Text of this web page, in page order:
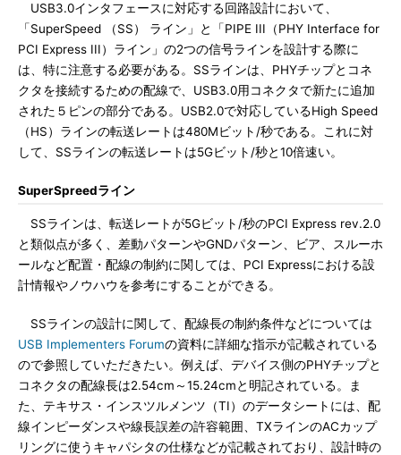
USB3.0インタフェースに対応する回路設計において、
「SuperSpeed （SS） ライン」と「PIPE III（PHY Interface for
PCI Express III）ライン」の2つの信号ラインを設計する際に
は、特に注意する必要がある。SSラインは、PHYチップとコネ
クタを接続するための配線で、USB3.0用コネクタで新たに追加
された５ピンの部分である。USB2.0で対応しているHigh Speed
（HS）ラインの転送レートは480Mビット/秒である。これに対
して、SSラインの転送レートは5Gビット/秒と10倍速い。
SuperSpreedライン
SSラインは、転送レートが5Gビット/秒のPCI Express rev.2.0
と類似点が多く、差動パターンやGNDパターン、ビア、スルーホ
ールなど配置・配線の制約に関しては、PCI Expressにおける設
計情報やノウハウを参考にすることができる。
SSラインの設計に関して、配線長の制約条件などについては
USB Implementers Forumの資料に詳細な指示が記載されている
ので参照していただきたい。例えば、デバイス側のPHYチップと
コネクタの配線長は2.54cm～15.24cmと明記されている。ま
た、テキサス・インスツルメンツ（TI）のデータシートには、配
線インピーダンスや線長誤差の許容範囲、TXラインのACカップ
リングに使うキャパシタの仕様などが記載されており、設計時の